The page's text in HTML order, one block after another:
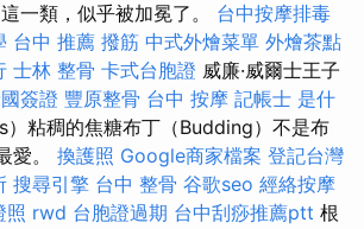
一類，似乎被加冕了。 台中按摩排毒
台中 推薦 撥筋 中式外燴菜單 外燴茶點
士林 整骨 卡式台胞證 威廉·威爾士王子
簽證 豐原整骨 台中 按摩 記帳士 是什
）粘稠的焦糖布丁（Budding）不是布
愛。 換護照 Google商家檔案 登記台灣
搜尋引擎 台中 整骨 谷歌seo 經絡按摩
照 rwd 台胞證過期 台中刮痧推薦ptt 根